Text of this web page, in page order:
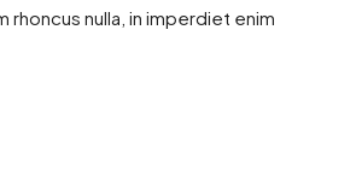
rhoncus nulla, in imperdiet enim